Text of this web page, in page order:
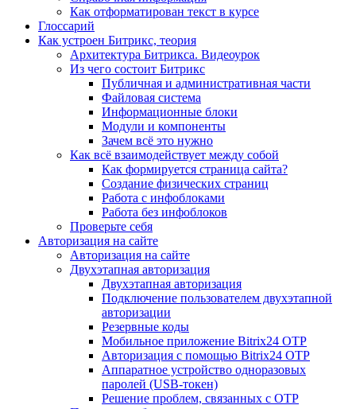
Как отформатирован текст в курсе
Глоссарий
Как устроен Битрикс, теория
Архитектура Битрикса. Видеоурок
Из чего состоит Битрикс
Публичная и административная части
Файловая система
Информационные блоки
Модули и компоненты
Зачем всё это нужно
Как всё взаимодействует между собой
Как формируется страница сайта?
Создание физических страниц
Работа с инфоблоками
Работа без инфоблоков
Проверьте себя
Авторизация на сайте
Авторизация на сайте
Двухэтапная авторизация
Двухэтапная авторизация
Подключение пользователем двухэтапной
авторизации
Резервные коды
Мобильное приложение Bitrix24 OTP
Авторизация с помощью Bitrix24 OTP
Аппаратное устройство одноразовых
паролей (USB-токен)
Решение проблем, связанных с OTP